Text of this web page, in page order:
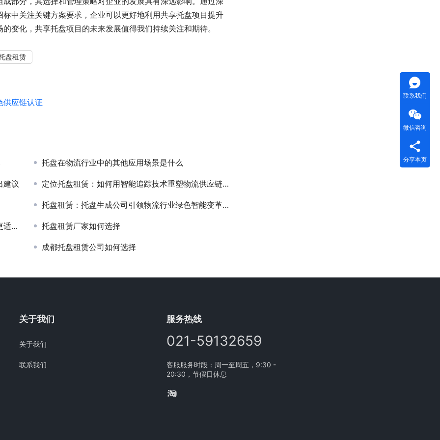
中关注关键方案要求，企业可以更好地利用共享托盘项目提升
变化，共享托盘项目的未来发展值得我们持续关注和期待。
盘租赁
供应链认证
托盘在物流行业中的其他应用场景是什么
建议 定位托盘租赁：如何用智能追踪技术重塑物流供应链效率？
托盘租赁：托盘生成公司引领物流行业绿色智能变革的新纪元
业 托盘租赁厂家如何选择
成都托盘租赁公司如何选择
关于我们
关于我们
联系我们
服务热线
021-59132659
客服服务时段：周一至周五，9:30 -
20:30，节假日休息
联系我们
微信咨询
分享本页